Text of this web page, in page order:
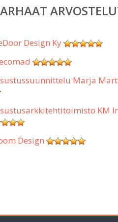
Design Ky
Marja
KM
Design